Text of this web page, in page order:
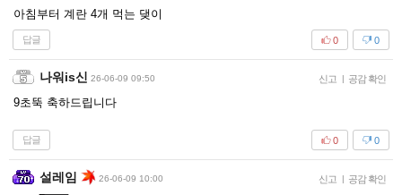
아침부터 계란 4개 먹는 댖이
답글 0
0
나워is신 26-06-09 09:50 신고 | 공감 확인
9초뚝 축하드립니다
답글 0
0
설레임 26-06-09 10:00 신고 | 공감 확인